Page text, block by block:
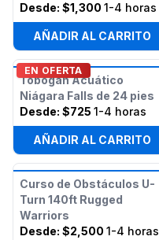
Desde: $1,300 1-4 horas
AÑADIR AL CARRITO
EN OFERTA
Tobogán Acuático
Niágara Falls de 24 pies
Desde: $725 1-4 horas
AÑADIR AL CARRITO
Curso de Obstáculos U-
Turn 140ft Rugged
Warriors
Desde: $2,500 1-4 horas